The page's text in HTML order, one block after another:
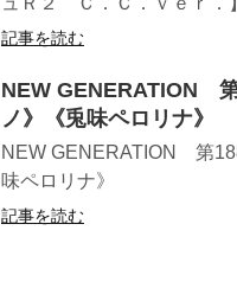
記事を読む
NEW GENERATION
ノ》《兎味ペロリナ》
NEW GENERATION 第
味ペロリナ》
記事を読む